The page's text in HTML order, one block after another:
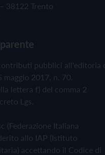
38122 Trento
pubblici all'editoria
2017, n. 70.
lettera f) del comma 2
Lgs.
(Federazione Italiana
allo IAP (Istituto
accettando il Codice di